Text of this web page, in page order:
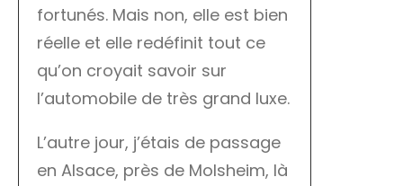
fortunés. Mais non, elle est bien
réelle et elle redéfinit tout ce
qu’on croyait savoir sur
l’automobile de très grand luxe.
L’autre jour, j’étais de passage
en Alsace, près de Molsheim, là